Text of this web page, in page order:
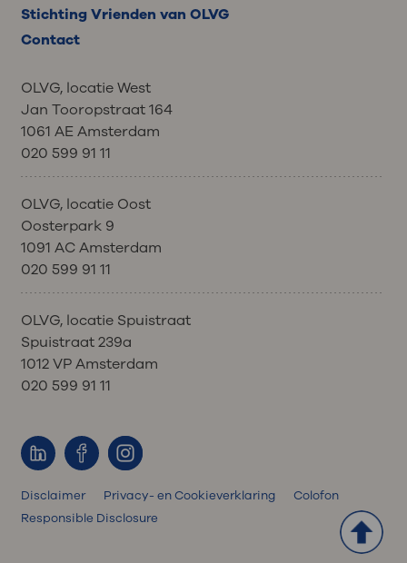
Stichting Vrienden van OLVG
Contact
OLVG, locatie West
Jan Tooropstraat 164
1061 AE Amsterdam
020 599 91 11
OLVG, locatie Oost
Oosterpark 9
1091 AC Amsterdam
020 599 91 11
OLVG, locatie Spuistraat
Spuistraat 239a
1012 VP Amsterdam
020 599 91 11
Disclaimer Privacy- en Cookieverklaring
Colofon
Responsible Disclosure